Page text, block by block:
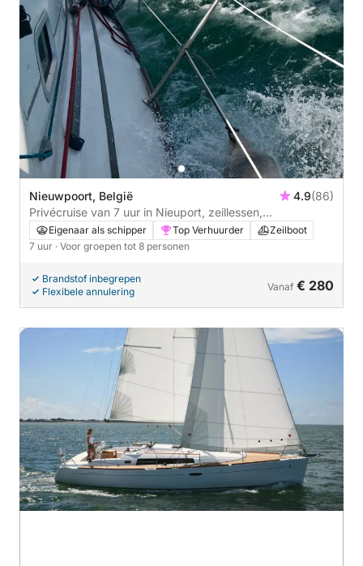
Nieuwpoort, België 4.9(86)
Privécruise van 7 uur in Nieuport, zeillessen,
overnachting aan boord mogelijk.
Eigenaar als schipper Top Verhuurder
Zeilboot
7 uur · Voor groepen tot 8 personen
Brandstof inbegrepen
Flexibele annulering
Vanaf € 280